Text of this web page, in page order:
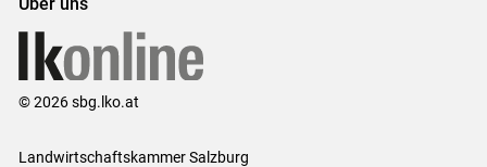
© 2026 sbg.lko.at
Landwirtschaftskammer Salzburg